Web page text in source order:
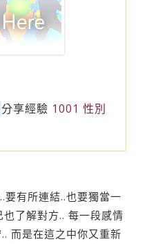
分享經驗 1001 性別
要有所連結..也要獨當一
了解對方.. 每一段感情
而是在這之中你又重新